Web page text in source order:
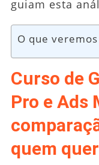
guiam esta
O que
Curso de
Pro e Ads
quem